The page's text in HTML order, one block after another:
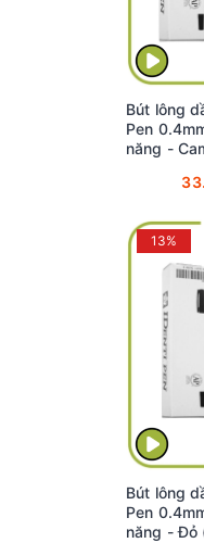
Bút lông
Pen
năng -
13%
Bút lông
Pen
năng - Đỏ